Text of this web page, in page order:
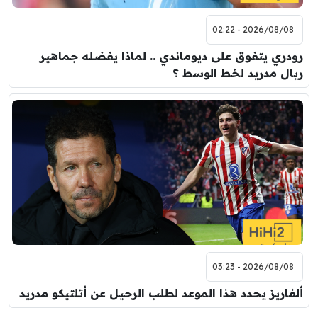
2026/08/08 - 02:22
رودري يتفوق على ديوماندي .. لماذا يفضله جماهير
ريال مدريد لخط الوسط ؟
2026/08/08 - 03:23
ألفاريز يحدد هذا الموعد لطلب الرحيل عن أتلتيكو مدريد